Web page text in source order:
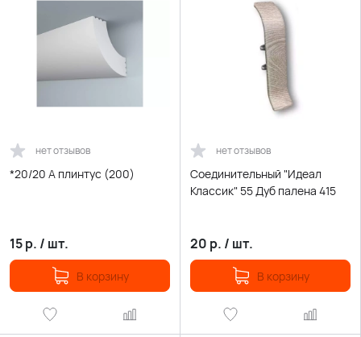
нет отзывов
*20/20 А плинтус (200)
15р. / шт.
В корзину
нет отзывов
Соединительный "Идеал
Классик" 55 Дуб палена 415
20 р. / шт.
В корзину